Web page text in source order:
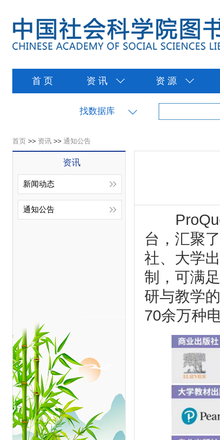
首 页 资 讯 资 源
找数据库
首页 >> 资讯 >> 通知公告
资讯
新闻动态
通知公告
台，汇聚
社、大学
制，可满
研与教学
70余万种